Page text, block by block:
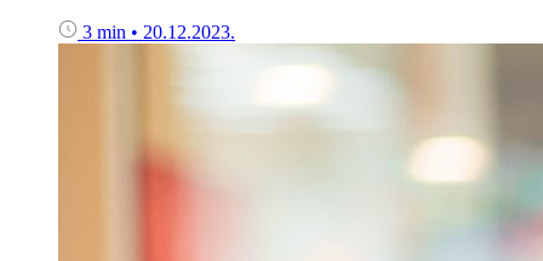
3 min • 20.12.2023.